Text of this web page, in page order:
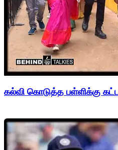
கல்வி கொடுத்த பள்ளிக்கு